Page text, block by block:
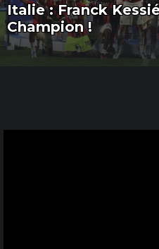
Italie : Franck
Champion !